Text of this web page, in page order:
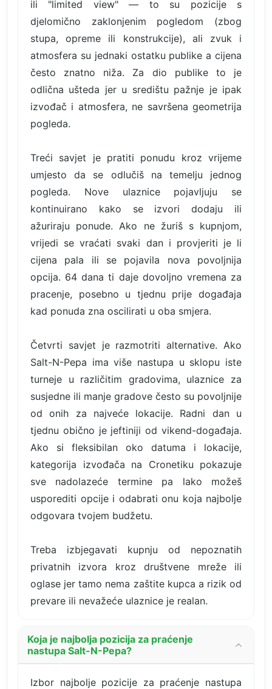
ili "limited view" — to su pozicije s
djelomično zaklonjenim pogledom (zbog
stupa, opreme ili konstrukcije), ali zvuk i
atmosfera su jednaki ostatku publike a cijena
često znatno niža. Za dio publike to je
odlična ušteda jer u središtu pažnje je ipak
izvođač i atmosfera, ne savršena geometrija
pogleda.
Treći savjet je pratiti ponudu kroz vrijeme
umjesto da se odlučiš na temelju jednog
pogleda. Nove ulaznice pojavljuju se
kontinuirano kako se izvori dodaju ili
ažuriraju ponude. Ako ne žuriš s kupnjom,
vrijedi se vraćati svaki dan i provjeriti je li
cijena pala ili se pojavila nova povoljnija
opcija. 64 dana ti daje dovoljno vremena za
pracenje, posebno u tjednu prije događaja
kad ponuda zna oscilirati u oba smjera.
Četvrti savjet je razmotriti alternative. Ako
Salt-N-Pepa ima više nastupa u sklopu iste
turneje u različitim gradovima, ulaznice za
susjedne ili manje gradove često su povoljnije
od onih za najveće lokacije. Radni dan u
tjednu obično je jeftiniji od vikend-događaja.
Ako si fleksibilan oko datuma i lokacije,
kategorija izvođača na Cronetiku pokazuje
sve nadolazeće termine pa lako možeš
usporediti opcije i odabrati onu koja najbolje
odgovara tvojem budžetu.
Treba izbjegavati kupnju od nepoznatih
privatnih izvora kroz društvene mreže ili
oglase jer tamo nema zaštite kupca a rizik od
prevare ili nevažeće ulaznice je realan.
Koja je najbolja pozicija za praćenje
nastupa Salt-N-Pepa?
Izbor najbolje pozicije za praćenje nastupa